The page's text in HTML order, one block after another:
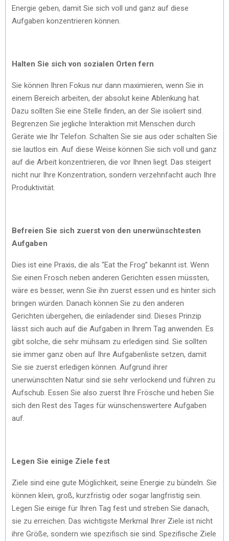
Energie geben, damit Sie sich voll und ganz auf diese
Aufgaben konzentrieren können.
Halten Sie sich von sozialen Orten fern
Sie können Ihren Fokus nur dann maximieren, wenn Sie in
einem Bereich arbeiten, der absolut keine Ablenkung hat.
Dazu sollten Sie eine Stelle finden, an der Sie isoliert sind.
Begrenzen Sie jegliche Interaktion mit Menschen durch
Geräte wie Ihr Telefon. Schalten Sie sie aus oder schalten Sie
sie lautlos ein. Auf diese Weise können Sie sich voll und ganz
auf die Arbeit konzentrieren, die vor Ihnen liegt. Das steigert
nicht nur Ihre Konzentration, sondern verzehnfacht auch Ihre
Produktivität.
Befreien Sie sich zuerst von den unerwünschtesten
Aufgaben
Dies ist eine Praxis, die als “Eat the Frog” bekannt ist. Wenn
Sie einen Frosch neben anderen Gerichten essen müssten,
wäre es besser, wenn Sie ihn zuerst essen und es hinter sich
bringen würden. Danach können Sie zu den anderen
Gerichten übergehen, die einladender sind. Dieses Prinzip
lässt sich auch auf die Aufgaben in Ihrem Tag anwenden. Es
gibt solche, die sehr mühsam zu erledigen sind. Sie sollten
sie immer ganz oben auf Ihre Aufgabenliste setzen, damit
Sie sie zuerst erledigen können. Aufgrund ihrer
unerwünschten Natur sind sie sehr verlockend und führen zu
Aufschub. Essen Sie also zuerst Ihre Frösche und heben Sie
sich den Rest des Tages für wünschenswertere Aufgaben
auf.
Legen Sie einige Ziele fest
Ziele sind eine gute Möglichkeit, seine Energie zu bündeln. Sie
können klein, groß, kurzfristig oder sogar langfristig sein.
Legen Sie einige für Ihren Tag fest und streben Sie danach,
sie zu erreichen. Das wichtigste Merkmal Ihrer Ziele ist nicht
ihre Größe, sondern wie spezifisch sie sind. Spezifische Ziele